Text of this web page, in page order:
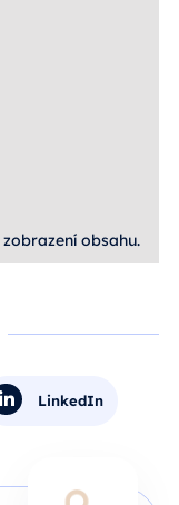
obsahu.
LinkedIn